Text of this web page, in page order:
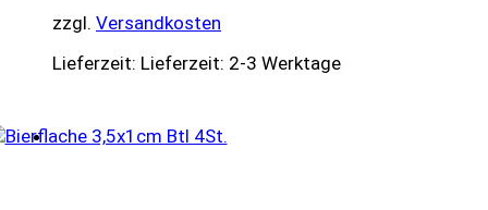
zzgl. Versandkosten
Lieferzeit: Lieferzeit: 2-3 Werktage